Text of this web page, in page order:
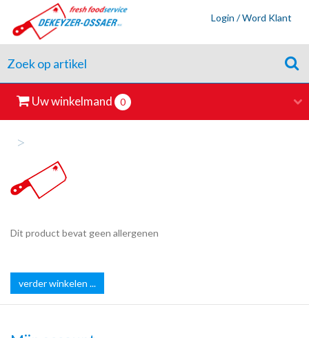
Login / Word Klant
Uw winkelmand 0
>
Dit product bevat geen allergenen
verder winkelen ...